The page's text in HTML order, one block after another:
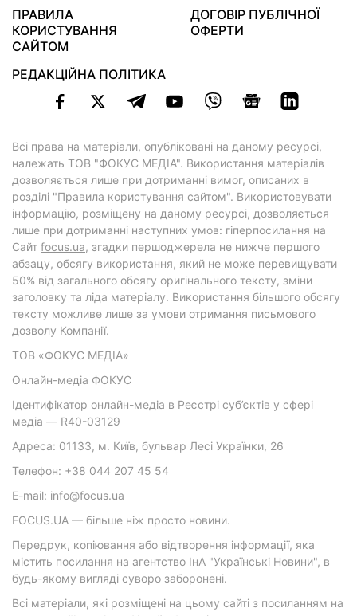
ПРАВИЛА
КОРИСТУВАННЯ
САЙТОМ
ДОГОВІР ПУБЛІЧНОЇ
ОФЕРТИ
РЕДАКЦІЙНА ПОЛІТИКА
Всі права на матеріали, опубліковані на даному ресурсі,
належать ТОВ "ФОКУС МЕДІА". Використання матеріалів
дозволяється лише при дотриманні вимог, описаних в
розділі "Правила користування сайтом". Використовувати
інформацію, розміщену на даному ресурсі, дозволяється
лише при дотриманні наступних умов: гіперпосилання на
Cайт focus.ua, згадки першоджерела не нижче першого
абзацу, обсягу використання, який не може перевищувати
50% від загального обсягу оригінального тексту, зміни
заголовку та ліда матеріалу. Використання більшого обсягу
тексту можливе лише за умови отримання письмового
дозволу Компанії.
ТОВ «ФОКУС МЕДІА»
Онлайн-медіа ФОКУС
Ідентифікатор онлайн-медіа в Реєстрі суб’єктів у сфері
медіа — R40-03129
Адреса: 01133, м. Київ, бульвар Лесі Українки, 26
Телефон: +38 044 207 45 54
E-mail: info@focus.ua
FOCUS.UA — більше ніж просто новини.
Передрук, копіювання або відтворення інформації, яка
містить посилання на агентство ІнА "Українські Новини", в
будь-якому вигляді суворо заборонені.
Всі матеріали, які розміщені на цьому сайті з посиланням на